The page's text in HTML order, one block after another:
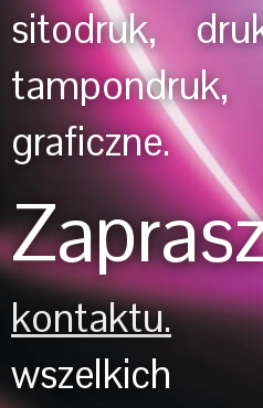
sitodruk,
graficzne.
kontaktu.
wszelkich